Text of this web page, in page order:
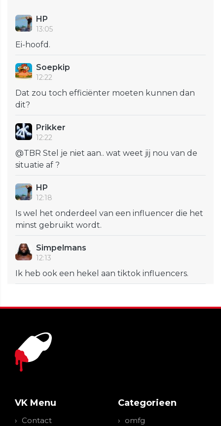
HP
13:05
Ei-hoofd.
Soepkip
12:22
Dat zou toch efficiënter moeten kunnen dan
dit?
Prikker
12:22
@TBR Stel je niet aan.. wat weet jij nou van de
situatie af ?
HP
12:18
Is wel het onderdeel van een influencer die het
minst gebruikt wordt.
Simpelmans
12:13
Ik heb ook een hekel aan tiktok influencers.
VK Menu
Contact
Categorieen
omfg